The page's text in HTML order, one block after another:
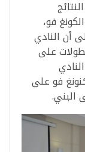
فو،
أن النادي
على
فى الكنونغ فو على
البني.